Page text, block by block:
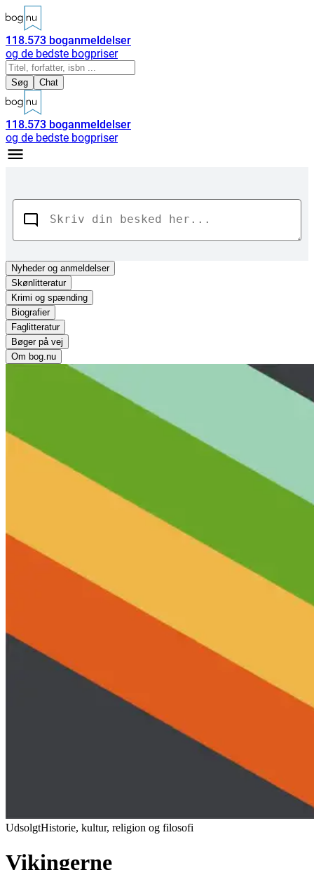
118.573 boganmeldelser
og de bedste bogpriser
Søg Chat
118.573 boganmeldelser
og de bedste bogpriser
Nyhederog anmeldelser
Skønlitteratur
Krimi og spænding
Biografier
Faglitteratur
Bøger på vej
Om bog.nu
UdsolgtHistorie, kultur, religion og filosofi
Vikingerne